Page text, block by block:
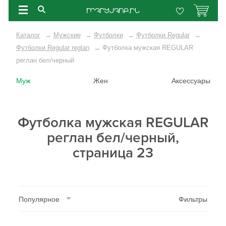
Каталог → Мужские → Футболки → Футболки Regular
→
Футболки Regular reglan
→ Футболка мужская REGULAR
реглан бел/черный
Муж Жен Аксессуары
Футболка мужская REGULAR
реглан бел/черный,
страница 23
Популярное Фильтры